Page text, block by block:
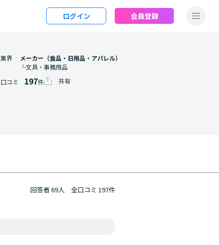
ログイン 会員登録
業界
メーカー（食品・日用品・アパレル）
└文具・事務用品
口コミ 197件 共有
回答者 69人 全口コミ 197件